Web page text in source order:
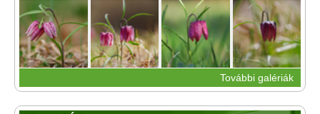
További galériák